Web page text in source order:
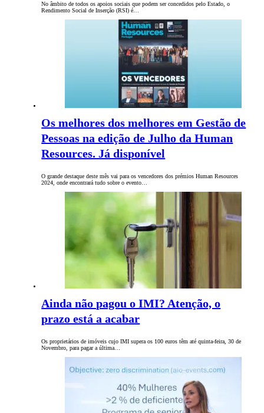
No âmbito de todos os apoios sociais que podem ser concedidos pelo Estado, o
Rendimento Social de Inserção (RSI) é…
Os melhores dos melhores em Gestão de
Pessoas na edição de Julho da Human
Resources. Já disponível
O grande destaque deste mês vai para os vencedores dos prémios Human Resources
2024, onde encontrará tudo sobre o evento…
Ainda não pagou o IMI? Atenção, o
prazo está a acabar
Os proprietários de imóveis cujo IMI supera os 100 euros têm até quinta-feira, 30 de
Novembro, para pagar a última…